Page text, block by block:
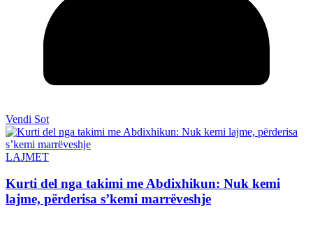
Vendi Sot
LAJMET
Kurti del nga takimi me Abdixhikun: Nuk kemi
lajme, përderisa s’kemi marrëveshje